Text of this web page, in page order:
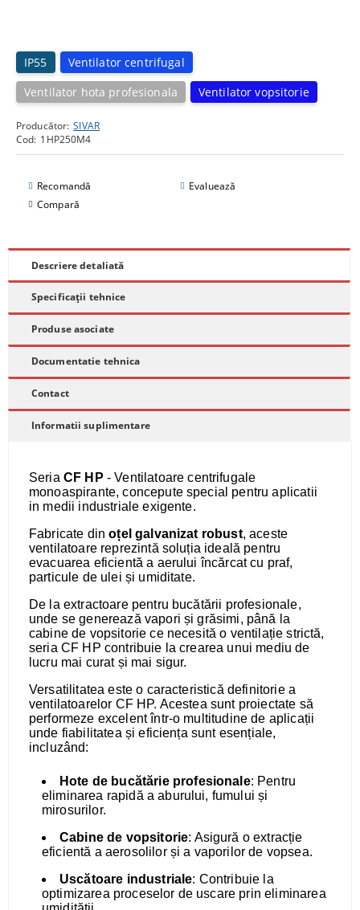
IP55
Ventilator centrifugal
Ventilator hota profesionala
Ventilator vopsitorie
Producător: SIVAR
Cod: 1HP250M4
Recomandă
Evaluează
Compară
Descriere detaliată
Specificații tehnice
Produse asociate
Documentatie tehnica
Contact
Informatii suplimentare
Seria CF HP - Ventilatoare centrifugale
monoaspirante, concepute special pentru aplicatii
in medii industriale exigente.
Fabricate dinoțel galvanizat robust, aceste
ventilatoare reprezintă soluția ideală pentru
evacuarea eficientă a aerului încărcat cu praf,
particule de ulei și umiditate.
De la extractoare pentru bucătării profesionale,
unde se generează vapori și grăsimi, până la
cabine de vopsitorie ce necesită o ventilație strictă,
seria CF HP contribuie la crearea unui mediu de
lucru mai curat și mai sigur.
Versatilitatea este o caracteristică definitorie a
ventilatoarelor CF HP. Acestea sunt proiectate să
performeze excelent într-o multitudine de aplicații
unde fiabilitatea și eficiența sunt esențiale,
incluzând:
Hote de bucătărie profesionale: Pentru
eliminarea rapidă a aburului, fumului și
mirosurilor.
Cabine de vopsitorie: Asigură o extracție
eficientă a aerosolilor și a vaporilor de vopsea.
Uscătoare industriale: Contribuie la
optimizarea proceselor de uscare prin eliminarea